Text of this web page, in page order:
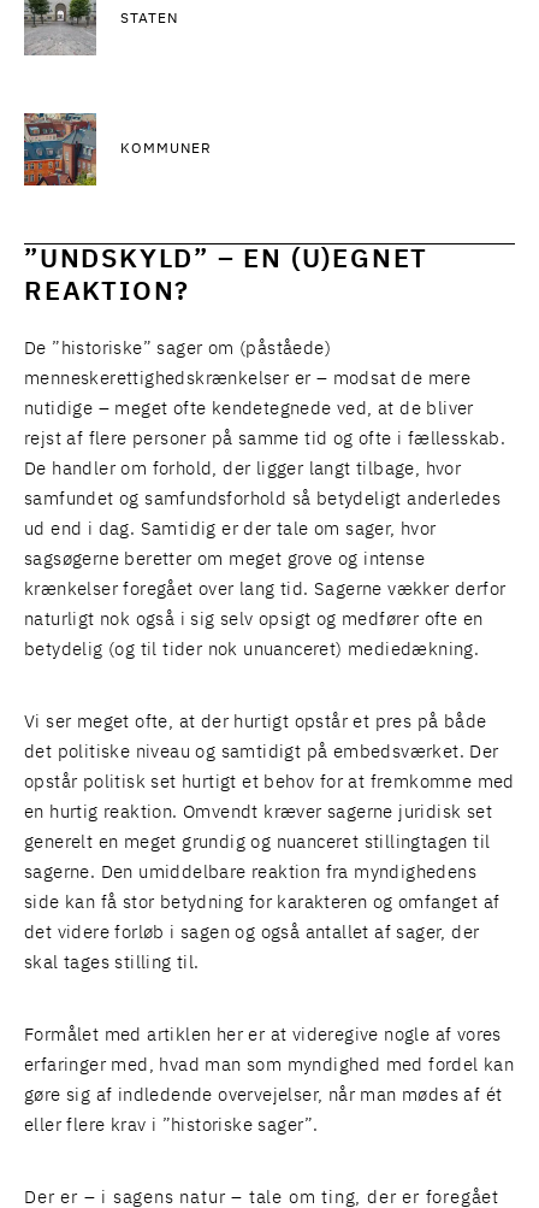
STATEN
KOMMUNER
”UNDSKYLD” – EN (U)EGNET
REAKTION?
De ”historiske” sager om (påståede)
menneskerettighedskrænkelser er – modsat de mere
nutidige – meget ofte kendetegnede ved, at de bliver
rejst af flere personer på samme tid og ofte i fællesskab.
De handler om forhold, der ligger langt tilbage, hvor
samfundet og samfundsforhold så betydeligt anderledes
ud end i dag. Samtidig er der tale om sager, hvor
sagsøgerne beretter om meget grove og intense
krænkelser foregået over lang tid. Sagerne vækker derfor
naturligt nok også i sig selv opsigt og medfører ofte en
betydelig (og til tider nok unuanceret) mediedækning.
Vi ser meget ofte, at der hurtigt opstår et pres på både
det politiske niveau og samtidigt på embedsværket. Der
opstår politisk set hurtigt et behov for at fremkomme med
en hurtig reaktion. Omvendt kræver sagerne juridisk set
generelt en meget grundig og nuanceret stillingtagen til
sagerne. Den umiddelbare reaktion fra myndighedens
side kan få stor betydning for karakteren og omfanget af
det videre forløb i sagen og også antallet af sager, der
skal tages stilling til.
Formålet med artiklen her er at videregive nogle af vores
erfaringer med, hvad man som myndighed med fordel kan
gøre sig af indledende overvejelser, når man mødes af ét
eller flere krav i ”historiske sager”.
Der er – i sagens natur – tale om ting, der er foregået